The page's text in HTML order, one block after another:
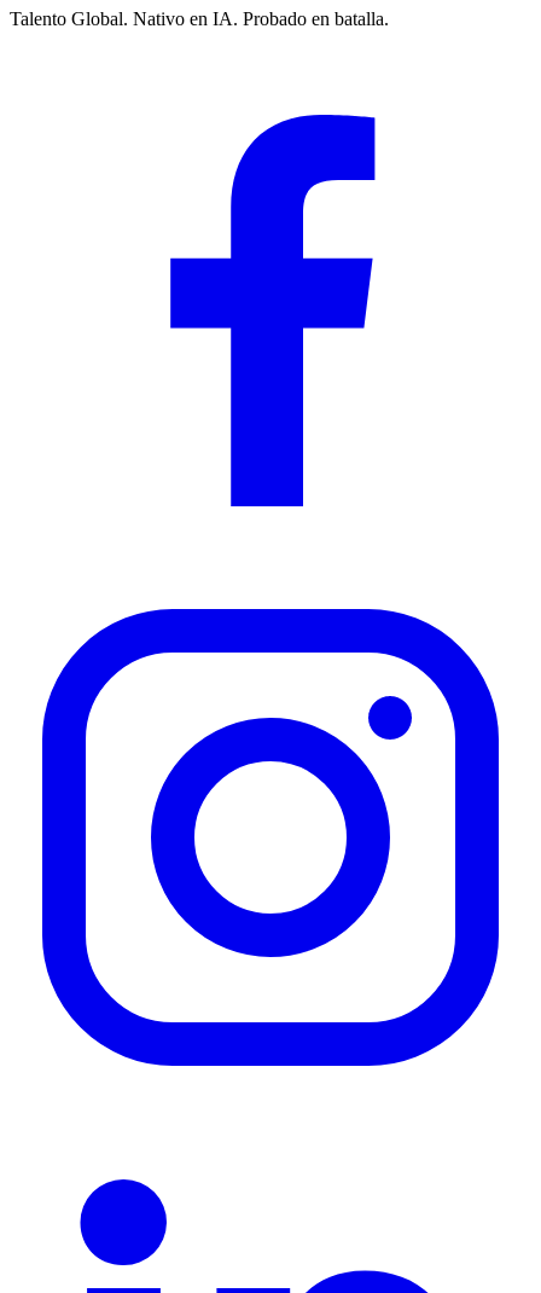
Talento Global. Nativo en IA. Probado en batalla.